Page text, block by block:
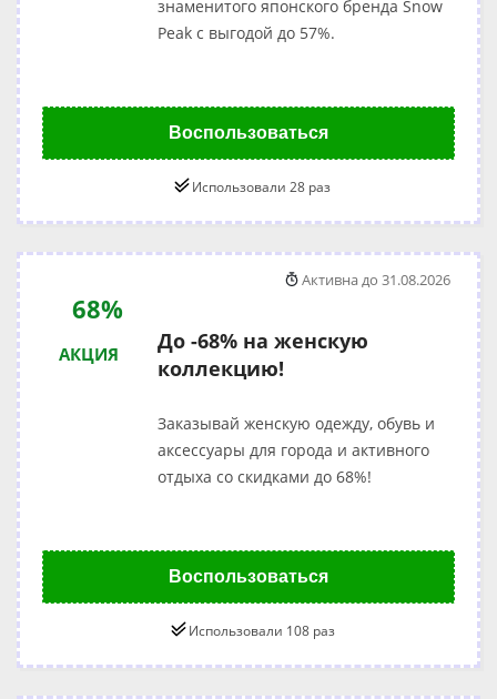
знаменитого японского бренда Snow
Peak с выгодой до 57%.
Воспользоваться
Использовали 28 раз
68%
АКЦИЯ
До -68% на женскую
коллекцию!
Заказывай женскую одежду, обувь и
аксессуары для города и активного
отдыха со скидками до 68%!
Активна до 31.08.2026
Воспользоваться
Использовали 108 раз